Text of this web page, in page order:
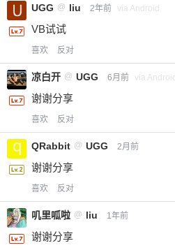
UGG @ liu 2年前 via Android
VB试试
喜欢 反对
凉白开 @ UGG 6月前 via Android
谢谢分享
喜欢 反对
QRabbit @ UGG 2月前
谢谢分享
喜欢 反对
叽里呱啦 @ liu 1年前
谢谢分享